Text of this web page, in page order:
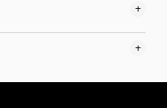
+
+